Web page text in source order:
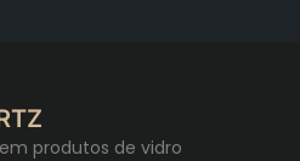
produtos de vidro